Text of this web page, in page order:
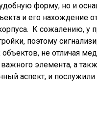
форму, но и
и его нахождение
К сожалению, у
поэтому
не отличая
важного элемента, а
аспект, и